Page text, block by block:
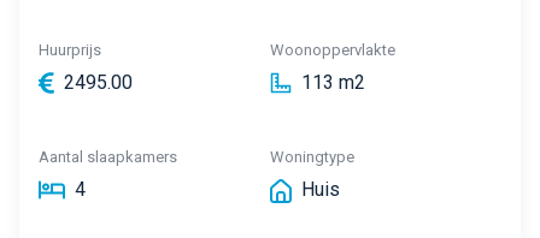
Huurprijs
2495.00
Woonoppervlakte
113 m2
Aantal slaapkamers
4
Woningtype
Huis